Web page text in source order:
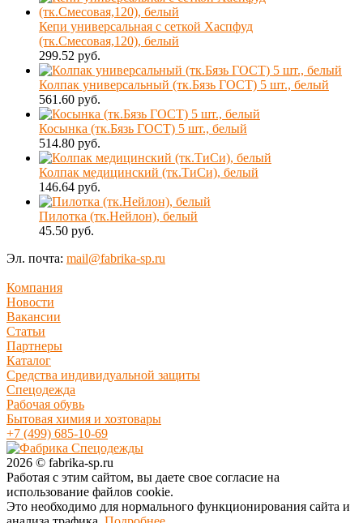
Кепи универсальная с сеткой Хаспфуд
(тк.Смесовая,120), белый
299.52 руб.
Колпак универсальный (тк.Бязь ГОСТ) 5 шт., белый
561.60 руб.
Косынка (тк.Бязь ГОСТ) 5 шт., белый
514.80 руб.
Колпак медицинский (тк.ТиСи), белый
146.64 руб.
Пилотка (тк.Нейлон), белый
45.50 руб.
Эл. почта: mail@fabrika-sp.ru
Компания
Новости
Вакансии
Статьи
Партнеры
Каталог
Средства индивидуальной защиты
Спецодежда
Рабочая обувь
Бытовая химия и хозтовары
+7 (499) 685-10-69
2026 © fabrika-sp.ru
Работая с этим сайтом, вы даете свое согласие на
использование файлов cookie.
Это необходимо для нормального функционирования сайта и